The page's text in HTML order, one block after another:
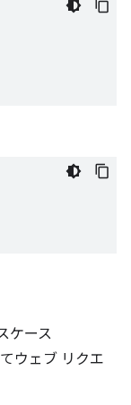
ケース
ウェブ リクエ